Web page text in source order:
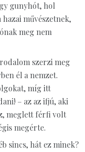
gunyhót, hol
művészetnek,
meg nem
szerzi meg
él a nemzet.
míg itt
– az az ifjú, aki
meglett férfi volt
megérte.
sincs, hát ez minek?